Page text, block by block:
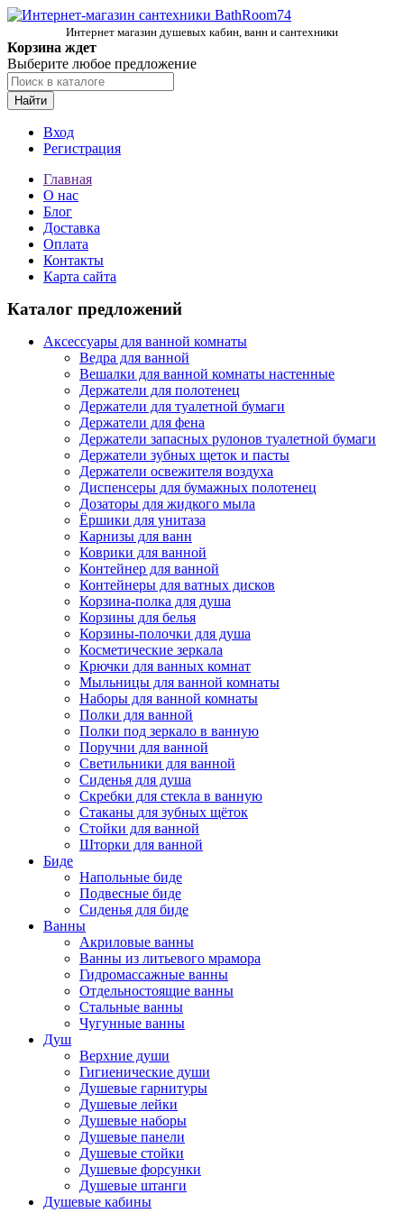
Интернет магазин душевых кабин, ванн и сантехники
Корзина ждет
Выберите любое предложение
Найти
Вход
Регистрация
Главная
О нас
Блог
Доставка
Оплата
Контакты
Карта сайта
Каталог предложений
Аксессуары для ванной комнаты
Ведра для ванной
Вешалки для ванной комнаты настенные
Держатели для полотенец
Держатели для туалетной бумаги
Держатели для фена
Держатели запасных рулонов туалетной бумаги
Держатели зубных щеток и пасты
Держатели освежителя воздуха
Диспенсеры для бумажных полотенец
Дозаторы для жидкого мыла
Ёршики для унитаза
Карнизы для ванн
Коврики для ванной
Контейнер для ванной
Контейнеры для ватных дисков
Корзина-полка для душа
Корзины для белья
Корзины-полочки для душа
Косметические зеркала
Крючки для ванных комнат
Мыльницы для ванной комнаты
Наборы для ванной комнаты
Полки для ванной
Полки под зеркало в ванную
Поручни для ванной
Светильники для ванной
Сиденья для душа
Скребки для стекла в ванную
Стаканы для зубных щёток
Стойки для ванной
Шторки для ванной
Биде
Напольные биде
Подвесные биде
Сиденья для биде
Ванны
Акриловые ванны
Ванны из литьевого мрамора
Гидромассажные ванны
Отдельностоящие ванны
Стальные ванны
Чугунные ванны
Душ
Верхние души
Гигиенические души
Душевые гарнитуры
Душевые лейки
Душевые наборы
Душевые панели
Душевые стойки
Душевые форсунки
Душевые штанги
Душевые кабины